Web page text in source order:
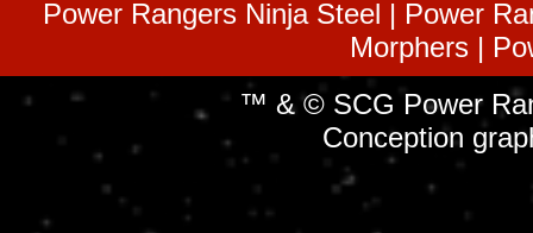
Power Rangers Ninja Steel | Power
Morphers |
™ & © SCG Power
Conception